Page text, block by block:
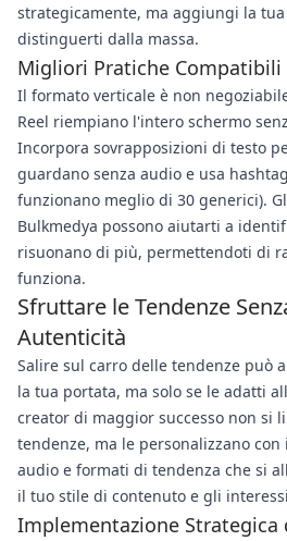
strategicamente, ma aggiungi la
distinguerti dalla massa.
Migliori Pratiche
Il formato verticale è non
Reel riempiano l'intero schermo
Incorpora sovrapposizioni di testo
guardano senza audio e usa
funzionano meglio di 30 generici).
Bulkmedya possono aiutarti a
risuonano di più, permettendoti di
funziona.
Sfruttare le Tendenze
Autenticità
Salire sul carro delle tendenze può
la tua portata, ma solo se le adatti
creator di maggior successo non si
tendenze, ma le personalizzano con
audio e formati di tendenza che si
il tuo stile di contenuto e gli
Implementazione Strategica